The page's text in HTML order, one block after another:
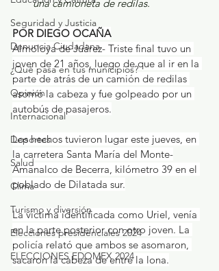
Seguridad y Justicia
Denuncia Ciudadana
¿Qué pasa en tus municipios?
Opinión
Internacional
Deportes
Salud
Clima
Turismo y diversión
Elecciones presidenciales 2024
ELECCIONES EDOMEX 2024
una camioneta de redilas.
POR DIEGO OCAÑA
Almoloya de Juárez- Triste final tuvo un
joven de 21 años, luego de que al ir en la
parte de atrás de un camión de redilas
asomó la cabeza y fue golpeado por un
autobús de pasajeros.
Los hechos tuvieron lugar este jueves, en
la carretera Santa María del Monte-
Amanalco de Becerra, kilómetro 39 en el
poblado de Dilatada sur.
La víctima identificada como Uriel, venía
en la parte posterior con otro joven. La
policía relató que ambos se asomaron,
sacaron la cabeza de entre la lona.